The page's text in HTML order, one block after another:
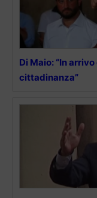
Di Maio: “In
cittadinanza”